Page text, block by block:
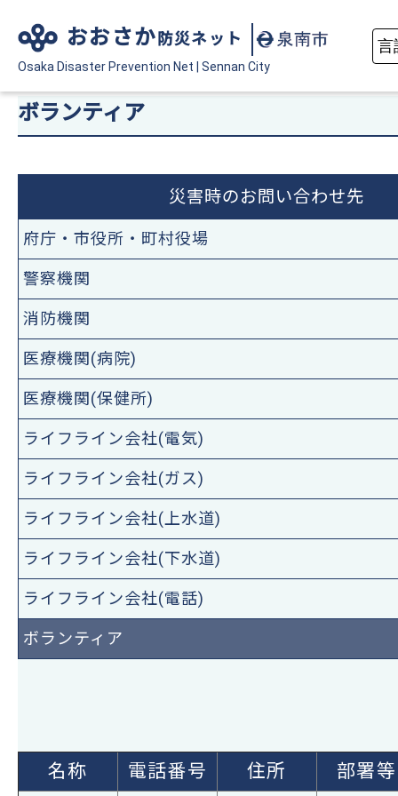
おおさか 防災ネット
Osaka Disaster Prevention Net Sennan City
ボランティア
災害時のお問い合わせ先
府庁・市役所・町村役場
警察機関
消防機関
医療機関(病院)
医療機関(保健所)
ライフライン会社(電気)
ライフライン会社(ガス)
ライフライン会社(上水道)
ライフライン会社(下水道)
ライフライン会社(電話)
ボランティア
名称 電話番号 住所 部署等